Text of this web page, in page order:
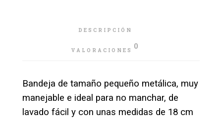
DESCRIPCIÓN
VALORACIONES 0
Bandeja de tamaño pequeño metálica, muy
manejable e ideal para no manchar, de
lavado fácil y con unas medidas de 18 cm